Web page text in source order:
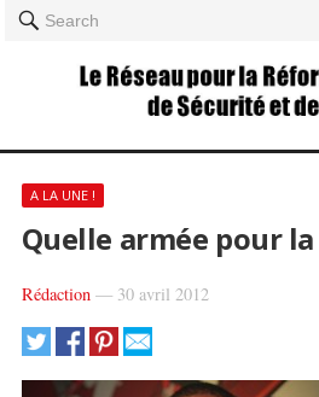
Search
A LA UNE !
Quelle armée pour la
Rédaction— 30 avril 2012